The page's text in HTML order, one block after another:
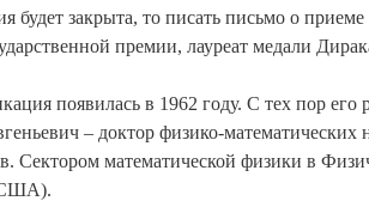
закрыта, то писать письмо о
премии, лауреат медали
появилась в 1962 году. С тех пор
– доктор физико-математических
Сектором математической физики в